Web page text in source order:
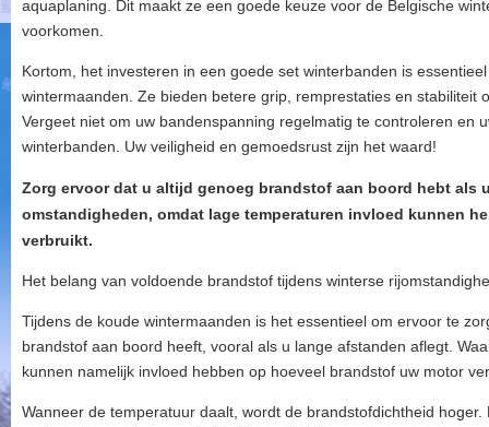
aquaplaning. Dit maakt ze een goede keuze voor de Belgische
voorkomen.
Kortom, het investeren in een goede set winterbanden is
wintermaanden. Ze bieden betere grip, remprestaties en stabiliteit
Vergeet niet om uw bandenspanning regelmatig te controleren en
winterbanden. Uw veiligheid en gemoedsrust zijn het waard!
Zorg ervoor dat u altijd genoeg brandstof aan boord hebt als
omstandigheden, omdat lage temperaturen invloed kunnen
verbruikt.
Het belang van voldoende brandstof tijdens winterse
Tijdens de koude wintermaanden is het essentieel om ervoor te
brandstof aan boord heeft, vooral als u lange afstanden aflegt.
kunnen namelijk invloed hebben op hoeveel brandstof uw motor
Wanneer de temperatuur daalt, wordt de brandstofdichtheid